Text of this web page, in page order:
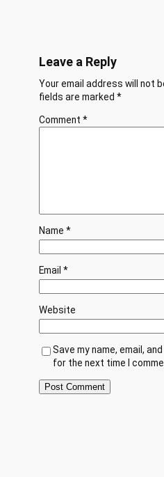
Leave a Reply
Your email address will not
fields are marked *
Comment *
Name *
Email *
Website
Save my name, email,
for the next time I